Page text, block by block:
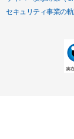
セキュリティ事業の